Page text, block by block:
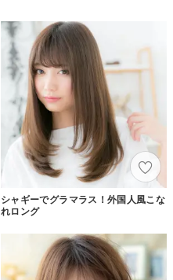
シャギーでグラマラス！外国人風こな
れロング